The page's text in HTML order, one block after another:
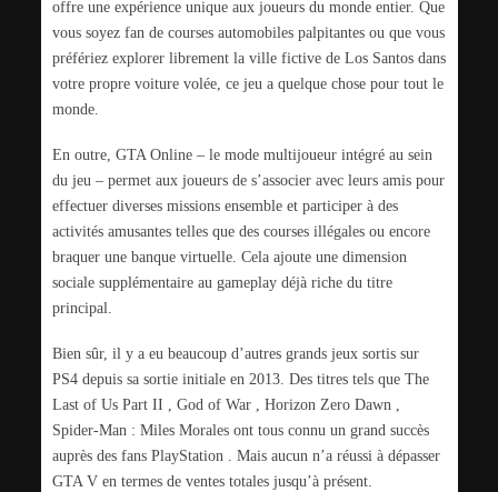
offre une expérience unique aux joueurs du monde entier. Que
vous soyez fan de courses automobiles palpitantes ou que vous
préfériez explorer librement la ville fictive de Los Santos dans
votre propre voiture volée, ce jeu a quelque chose pour tout le
monde.
En outre, GTA Online – le mode multijoueur intégré au sein
du jeu – permet aux joueurs de s’associer avec leurs amis pour
effectuer diverses missions ensemble et participer à des
activités amusantes telles que des courses illégales ou encore
braquer une banque virtuelle. Cela ajoute une dimension
sociale supplémentaire au gameplay déjà riche du titre
principal.
Bien sûr, il y a eu beaucoup d’autres grands jeux sortis sur
PS4 depuis sa sortie initiale en 2013. Des titres tels que The
Last of Us Part II , God of War , Horizon Zero Dawn ,
Spider-Man : Miles Morales ont tous connu un grand succès
auprès des fans PlayStation . Mais aucun n’a réussi à dépasser
GTA V en termes de ventes totales jusqu’à présent.